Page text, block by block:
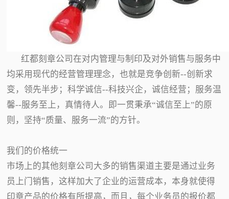
红都刻章公司在对内管理与制印及对外销售与服务中
均采用现代的经营管理理念，也就是竞争创新--创新求
变，领先半步；科学诚信--科技兴企，诚信经营；服务温
馨--服务至上，真情待人。即一贯秉承“诚信至上”的原
则，坚持“质量、服务一流”的方针。
我们的价格统一
市场上的其他刻章公司大多的销售渠道主要是通过业务
员上门销售，这样加大了企业的运营成本，本身就使得
印章产品的价格有所提高，而且，每个业务员的报价都